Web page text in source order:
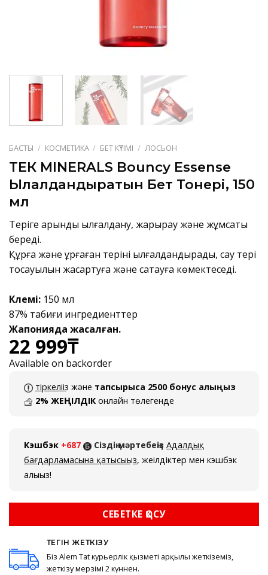
БАСТЫ / КОСМЕТИКА / БЕТ КҮТІМІ / ЛОСЬОН
ТЕК MINERALS Bouncy Essense
Ылғалдандыратын Бет Тонері, 150
мл
Теріге қарқынды ылғалдану, жарқырау және жұмсақтық
береді.
Құрғақ және құрғаған теріні ылғалдандырады, сау тері
тосқауылын жақсартуға және сақтауға көмектеседі.
Көлемі: 150 мл
87% табиғи ингредиенттер
Жапонияда жасалған.
22 999₸
Available on backorder
тіркеліңіз және тапсырысқа 2500 бонус алыңыз
2% ЖЕҢІЛДІКонлайн төлегенде
Кэшбэк +687 Сіздің мәртебеңіз Адалдық
бағдарламасына қатысыңыз, жеңілдіктер мен кэшбэк
алыңыз!
СЕБЕТКЕ ҚОСУ
ТЕГІН ЖЕТКІЗУ
Біз Alem Tat курьерлік қызметі арқылы жеткіземіз,
жеткізу мерзімі 2 күннен.